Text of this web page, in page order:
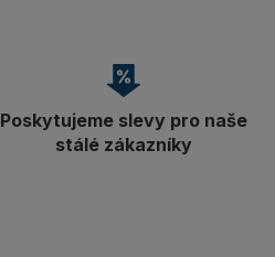
Poskytujeme slevy pro naše
stálé zákazníky